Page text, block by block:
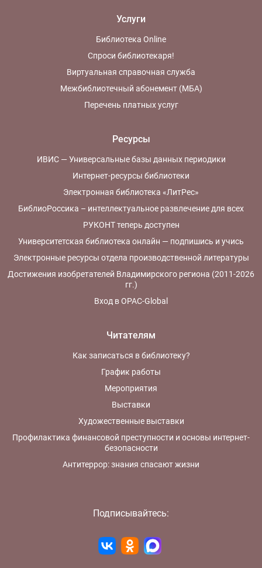
Услуги
Библиотека Online
Спроси библиотекаря!
Виртуальная справочная служба
Межбиблиотечный абонемент (МБА)
Перечень платных услуг
Ресурсы
ИВИС — Универсальные базы данных периодики
Интернет-ресурсы библиотеки
Электронная библиотека «ЛитРес»
БиблиоРоссика – интеллектуальное развлечение для всех
РУКОНТ теперь доступен
Университетская библиотека онлайн — подпишись и учись
Электронные ресурсы отдела производственной литературы
Достижения изобретателей Владимирского региона (2011-2026
гг.)
Вход в OPAC-Global
Читателям
Как записаться в библиотеку?
График работы
Мероприятия
Выставки
Художественные выставки
Профилактика финансовой преступности и основы интернет-
безопасности
Антитеррор: знания спасают жизни
Подписывайтесь: